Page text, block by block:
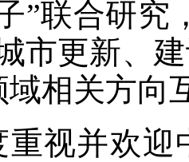
”联合研究
市更新、
域相关方向
重视并欢